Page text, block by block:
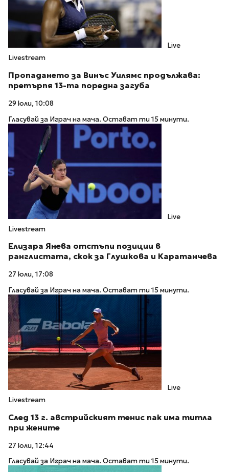
Live
Livestream
Пропадането за Винъс Уилямс продължава:
претърпя 13-та поредна загуба
29 юли, 10:08
Гласувай за Играч на мача. Остават ти 15 минути.
Live
Livestream
Елизара Янева отстъпи позиции в
ранглистата, скок за Глушкова и Каратанчева
27 юли, 17:08
Гласувай за Играч на мача. Остават ти 15 минути.
Live
Livestream
След 13 г. австрийският тенис пак има титла
при жените
27 юли, 12:44
Гласувай за Играч на мача. Остават ти 15 минути.